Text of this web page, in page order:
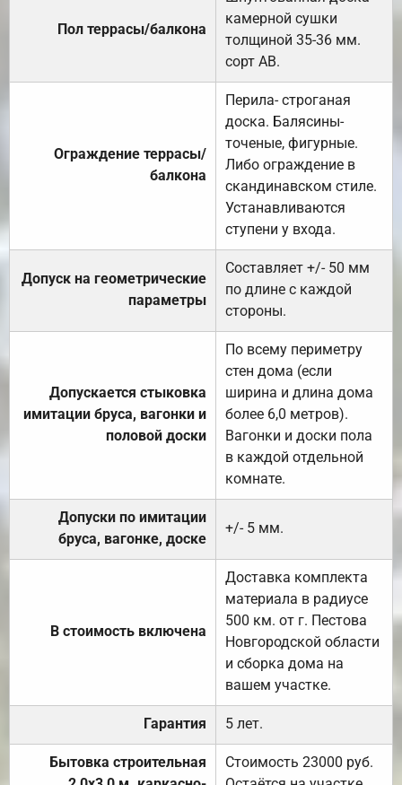
Пол террасы/балкона
камерной сушки
толщиной 35-36 мм.
сорт АВ.
Ограждение террасы/
балкона
Перила- строганая
доска. Балясины-
точеные, фигурные.
Либо ограждение в
скандинавском стиле.
Устанавливаются
ступени у входа.
Допуск на геометрические
параметры
Составляет +/- 50 мм
по длине с каждой
стороны.
Допускается стыковка
имитации бруса, вагонки и
половой доски
По всему периметру
стен дома (если
ширина и длина дома
более 6,0 метров).
Вагонки и доски пола
в каждой отдельной
комнате.
Допуски по имитации
бруса, вагонке, доске
+/- 5 мм.
В стоимость включена
Доставка комплекта
материала в радиусе
500 км. от г. Пестова
Новгородской области
и сборка дома на
вашем участке.
Гарантия 5 лет.
Бытовка строительная
Стоимость 23000 руб.